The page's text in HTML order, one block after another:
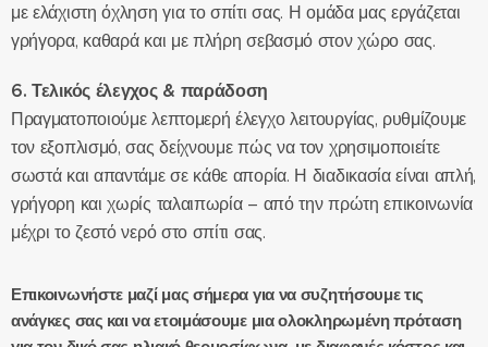
με ελάχιστη όχληση για το σπίτι σας. Η ομάδα μας εργάζεται
γρήγορα, καθαρά και με πλήρη σεβασμό στον χώρο σας.
6. Τελικός έλεγχος & παράδοση
Πραγματοποιούμε λεπτομερή έλεγχο λειτουργίας, ρυθμίζουμε
τον εξοπλισμό, σας δείχνουμε πώς να τον χρησιμοποιείτε
σωστά και απαντάμε σε κάθε απορία. Η διαδικασία είναι απλή,
γρήγορη και χωρίς ταλαιπωρία – από την πρώτη επικοινωνία
μέχρι το ζεστό νερό στο σπίτι σας.
Επικοινωνήστε μαζί μας σήμερα για να συζητήσουμε τις
ανάγκες σας και να ετοιμάσουμε μια ολοκληρωμένη πρόταση